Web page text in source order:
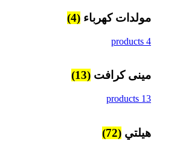
مولدات كهرباء (4)
4 products
مينى كرافت (13)
13 products
هيلتي (72)